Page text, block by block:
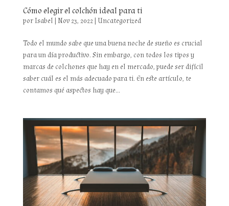
Cómo elegir el colchón ideal para ti
porIsabel | Nov 23, 2022 | Uncategorized
Todo el mundo sabe que una buena noche de sueño es crucial
para un día productivo. Sin embargo, con todos los tipos y
marcas de colchones que hay en el mercado, puede ser difícil
saber cuál es el más adecuado para ti. En este artículo, te
contamos qué aspectos hay que...